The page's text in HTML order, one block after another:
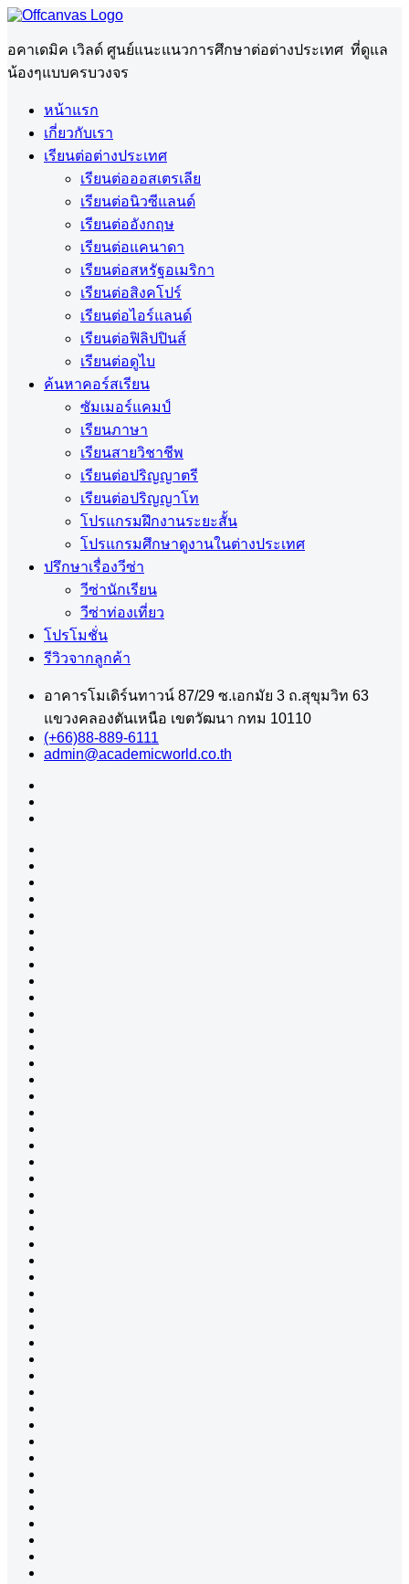
อคาเดมิค เวิลด์ ศูนย์แนะแนวการศึกษาต่อต่างประเทศ ที่ดูแล
น้องๆแบบครบวงจร
หน้าแรก
เกี่ยวกับเรา
เรียนต่อต่างประเทศ
เรียนต่อออสเตรเลีย
เรียนต่อนิวซีแลนด์
เรียนต่ออังกฤษ
เรียนต่อแคนาดา
เรียนต่อสหรัฐอเมริกา
เรียนต่อสิงคโปร์
เรียนต่อไอร์แลนด์
เรียนต่อฟิลิปปินส์
เรียนต่อดูไบ
ค้นหาคอร์สเรียน
ซัมเมอร์แคมป์
เรียนภาษา
เรียนสายวิชาชีพ
เรียนต่อปริญญาตรี
เรียนต่อปริญญาโท
โปรแกรมฝึกงานระยะสั้น
โปรแกรมศึกษาดูงานในต่างประเทศ
ปรึกษาเรื่องวีซ่า
วีซ่านักเรียน
วีซ่าท่องเที่ยว
โปรโมชั่น
รีวิวจากลูกค้า
อาคารโมเดิร์นทาวน์ 87/29 ซ.เอกมัย 3 ถ.สุขุมวิท 63
แขวงคลองตันเหนือ เขตวัฒนา กทม 10110
(+66)88-889-6111
admin@academicworld.co.th